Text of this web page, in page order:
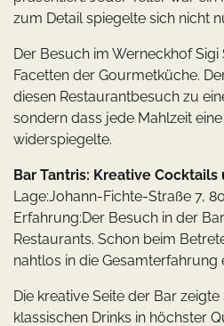
zum Detail spiegelte sich nicht
Der Besuch im Werneckhof
Facetten der Gourmetküche.
diesen Restaurantbesuch zu
sondern dass jede Mahlzeit
widerspiegelte.
Bar Tantris: Kreative Cocktails
Lage:Johann-Fichte-Straße 7,
Erfahrung:Der Besuch in der
Restaurants. Schon beim
nahtlos in die Gesamterfahrung
Die kreative Seite der Bar
klassischen Drinks in höchster